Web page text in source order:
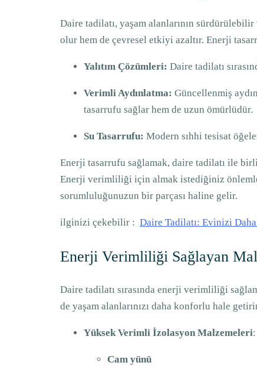
Daire tadilatı, yaşam alanlarının
olur hem de çevresel etkiyi azaltır. Enerji
Yalıtım Çözümleri: Daire tadilatı
Verimli Aydınlatma: Güncellenmiş
tasarrufu sağlar hem de uzun ömürlüdür.
Su Tasarrufu: Modern sıhhi tesisat
Enerji tasarrufu sağlamak, daire tadilatı ile
Enerji verimliliği için almak istediğiniz
sorumluluğunuzun bir parçası haline gelir.
ilginizi çekebilir : Daire Tadilatı: Evinizi
Enerji Verimliliği Sağlayan
Daire tadilatı sırasında enerji verimliliği
de yaşam alanlarınızı daha konforlu hale
Yüksek Verimli İzolasyon Malzemeleri
Cam yünü